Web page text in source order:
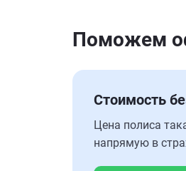
Поможем
Стоимость
Цена полиса
напрямую в